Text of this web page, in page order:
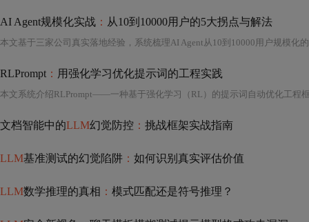
AI Agent规模化实战 ： 从10到10000用户的5大拐点与解法
本文基于三家公司真实落地经验，系统梳理AI Agent从10到10000用户规模化
RLPrompt ： 用强化学习优化提示词的工程实践
文档智能中的LLM幻觉防控 ： 挑战框架实战指南
LLM基准测试的幻觉陷阱 ： 如何识别真实评估价值
LLM数学推理的真相 ： 模式匹配还是符号推理？